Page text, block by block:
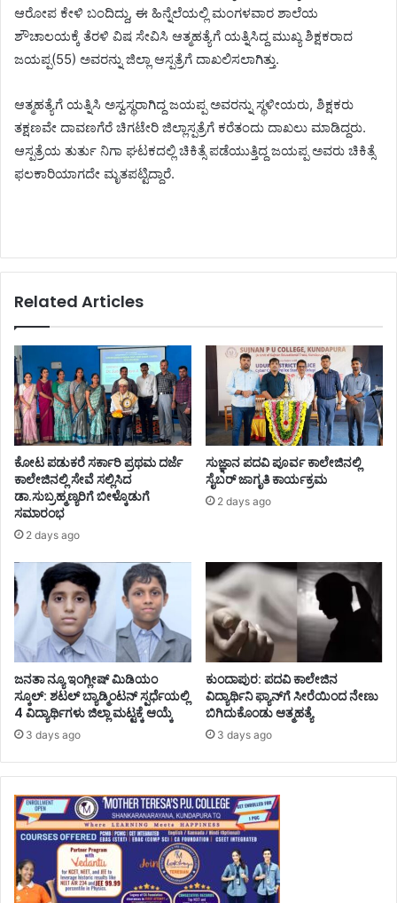
ಆರೋಪ ಕೇಳಿ ಬಂದಿದ್ದು, ಈ ಹಿನ್ನೆಲೆಯಲ್ಲಿ ಮಂಗಳವಾರ ಶಾಲೆಯ
ಶೌಚಾಲಯಕ್ಕೆ ತೆರಳಿ ವಿಷ ಸೇವಿಸಿ ಆತ್ಮಹತ್ಯೆಗೆ ಯತ್ನಿಸಿದ್ದ ಮುಖ್ಯ ಶಿಕ್ಷಕರಾದ
ಜಯಪ್ಪ(55) ಅವರನ್ನು ಜಿಲ್ಲಾ ಆಸ್ಪತ್ರೆಗೆ ದಾಖಲಿಸಲಾಗಿತ್ತು.
ಆತ್ಮಹತ್ಯೆಗೆ ಯತ್ನಿಸಿ ಅಸ್ವಸ್ಥರಾಗಿದ್ದ ಜಯಪ್ಪ ಅವರನ್ನು ಸ್ಥಳೀಯರು, ಶಿಕ್ಷಕರು
ತಕ್ಷಣವೇ ದಾವಣಗೆರೆ ಚಿಗಟೇರಿ ಜಿಲ್ಲಾಸ್ಪತ್ರೆಗೆ ಕರೆತಂದು ದಾಖಲು ಮಾಡಿದ್ದರು.
ಆಸ್ಪತ್ರೆಯ ತುರ್ತು ನಿಗಾ ಘಟಕದಲ್ಲಿ ಚಿಕಿತ್ಸೆ ಪಡೆಯುತ್ತಿದ್ದ ಜಯಪ್ಪ ಅವರು ಚಿಕಿತ್ಸೆ
ಫಲಕಾರಿಯಾಗದೇ ಮೃತಪಟ್ಟಿದ್ದಾರೆ‌.
Related Articles
ಕೋಟ ಪಡುಕರೆ ಸರ್ಕಾರಿ ಪ್ರಥಮ ದರ್ಜೆ
ಕಾಲೇಜಿನಲ್ಲಿ ಸೇವೆ ಸಲ್ಲಿಸಿದ
ಡಾ.ಸುಬ್ರಹ್ಮಣ್ಯರಿಗೆ ಬೀಳ್ಕೊಡುಗೆ
ಸಮಾರಂಭ
2 days ago
ಸುಜ್ಞಾನ ಪದವಿ ಪೂರ್ವ ಕಾಲೇಜಿನಲ್ಲಿ
ಸೈಬರ್ ಜಾಗೃತಿ ಕಾರ್ಯಕ್ರಮ
2 days ago
ಜನತಾ ನ್ಯೂ ಇಂಗ್ಲೀಷ್ ಮಿಡಿಯಂ
ಸ್ಕೂಲ್: ಶಟಲ್ ಬ್ಯಾಡ್ಮಿಂಟನ್ ಸ್ಪರ್ಧೆಯಲ್ಲಿ
4 ವಿದ್ಯಾರ್ಥಿಗಳು ಜಿಲ್ಲಾ ಮಟ್ಟಕ್ಕೆ ಆಯ್ಕೆ
3 days ago
ಕುಂದಾಪುರ: ಪದವಿ ಕಾಲೇಜಿನ
ವಿದ್ಯಾರ್ಥಿನಿ ಫ್ಯಾನ್‌ಗೆ ಸೀರೆಯಿಂದ ನೇಣು
ಬಿಗಿದುಕೊಂಡು ಆತ್ಮಹತ್ಯೆ
3 days ago